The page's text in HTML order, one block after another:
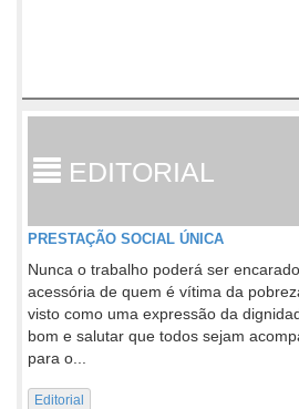
EDITORIAL
PRESTAÇÃO SOCIAL ÚNICA
Nunca o trabalho poderá ser
acessória de quem é vítima da
visto como uma expressão da
bom e salutar que todos sejam
para o...
Editorial